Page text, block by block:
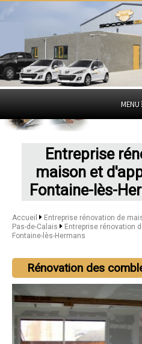
MENU
Entreprise
maison et
Fontaine-lès-
Accueil
Entreprise rénovation de
Pas-de-Calais
Entreprise rénovation
Fontaine-lès-Hermans
Rénovation des